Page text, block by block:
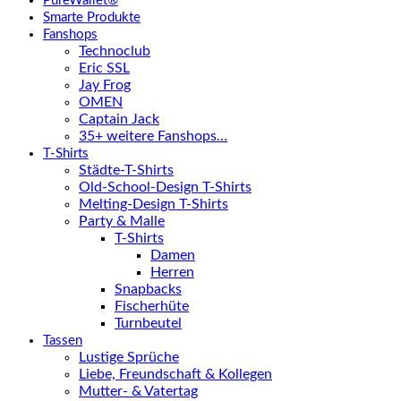
Smarte Produkte
Fanshops
Technoclub
Eric SSL
Jay Frog
OMEN
Captain Jack
35+ weitere Fanshops…
T-Shirts
Städte-T-Shirts
Old-School-Design T-Shirts
Melting-Design T-Shirts
Party & Malle
T-Shirts
Damen
Herren
Snapbacks
Fischerhüte
Turnbeutel
Tassen
Lustige Sprüche
Liebe, Freundschaft & Kollegen
Mutter- & Vatertag